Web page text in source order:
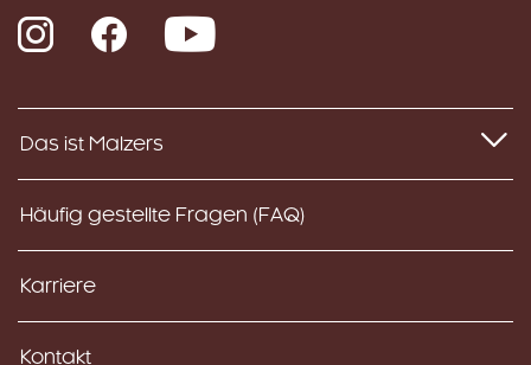
InstagramFacebook YouTube
Das ist Malzers
Häufig gestellte Fragen (FAQ)
Karriere
Kontakt